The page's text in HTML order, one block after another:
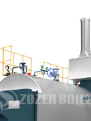
на выходе: ...